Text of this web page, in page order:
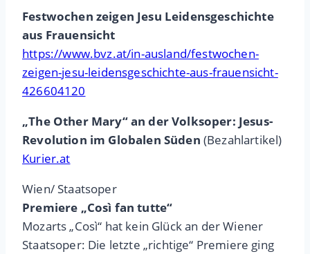
Festwochen zeigen Jesu Leidensgeschichte
aus Frauensicht
https://www.bvz.at/in-ausland/festwochen-
zeigen-jesu-leidensgeschichte-aus-frauensicht-
426604120
„The Other Mary“ an der Volksoper: Jesus-
Revolution im Globalen Süden (Bezahlartikel)
Kurier.at
Wien/ Staatsoper
Premiere „Così fan tutte“
Mozarts „Così“ hat kein Glück an der Wiener
Staatsoper: Die letzte „richtige“ Premiere ging